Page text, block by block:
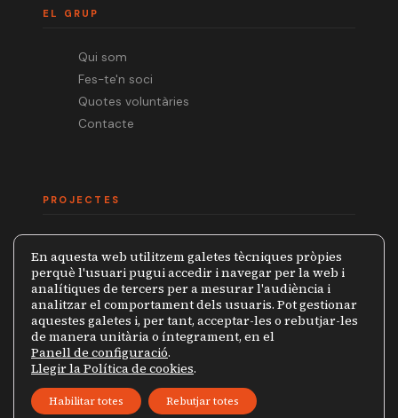
EL GRUP
Qui som
Fes-te'n soci
Quotes voluntàries
Contacte
PROJECTES
Premi Ramon Barnils
Col·lecció Periodistes
Mapa de la Censura
© 2026 Grup de Periodistes Ramon Barnils
En aquesta web utilitzem galetes tècniques pròpies
perquè l'usuari pugui accedir i navegar per la web i
analítiques de tercers per a mesurar l'audiència i
analitzar el comportament dels usuaris. Pot gestionar
aquestes galetes i, per tant, acceptar-les o rebutjar-les
de manera unitària o íntegrament, en el
Panell de configuració.
Llegir la Política de cookies.
Habilitar totes Rebutjar totes